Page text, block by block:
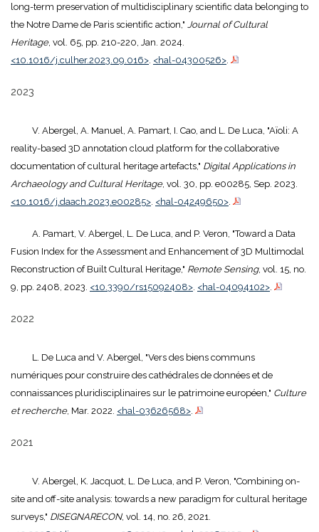
long-term preservation of multidisciplinary scientific data belonging to
the Notre Dame de Paris scientific action," Journal of Cultural
Heritage, vol. 65, pp. 210-220, Jan. 2024.
<10.1016/j.culher.2023.09.016> <hal-04300526>
2023
V. Abergel, A. Manuel, A. Pamart, I. Cao, and L. De Luca, "Aïoli: A
reality-based 3D annotation cloud platform for the collaborative
documentation of cultural heritage artefacts," Digital Applications in
Archaeology and Cultural Heritage, vol. 30, pp. e00285, Sep. 2023.
<10.1016/j.daach.2023.e00285> <hal-04249650>
A. Pamart, V. Abergel, L. De Luca, and P. Veron, "Toward a Data
Fusion Index for the Assessment and Enhancement of 3D Multimodal
Reconstruction of Built Cultural Heritage," Remote Sensing, vol. 15, no.
9, pp. 2408, 2023. <10.3390/rs15092408> <hal-04094102>
2022
L. De Luca and V. Abergel, "Vers des biens communs
numériques pour construire des cathédrales de données et de
connaissances pluridisciplinaires sur le patrimoine européen," Culture
et recherche, Mar. 2022. <hal-03626568>
2021
V. Abergel, K. Jacquot, L. De Luca, and P. Veron, "Combining on-
site and off-site analysis: towards a new paradigm for cultural heritage
surveys," DISEGNARECON, vol. 14, no. 26, 2021.